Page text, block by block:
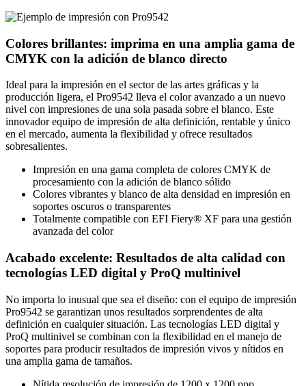
Colores brillantes: imprima en una amplia gama de
CMYK con la adición de blanco directo
Ideal para la impresión en el sector de las artes gráficas y la
producción ligera, el Pro9542 lleva el color avanzado a un nuevo
nivel con impresiones de una sola pasada sobre el blanco. Este
innovador equipo de impresión de alta definición, rentable y único
en el mercado, aumenta la flexibilidad y ofrece resultados
sobresalientes.
Impresión en una gama completa de colores CMYK de
procesamiento con la adición de blanco sólido
Colores vibrantes y blanco de alta densidad en impresión en
soportes oscuros o transparentes
Totalmente compatible con EFI Fiery® XF para una gestión
avanzada del color
Acabado excelente: Resultados de alta calidad con
tecnologías LED digital y ProQ multinivel
No importa lo inusual que sea el diseño: con el equipo de impresión
Pro9542 se garantizan unos resultados sorprendentes de alta
definición en cualquier situación. Las tecnologías LED digital y
ProQ multinivel se combinan con la flexibilidad en el manejo de
soportes para producir resultados de impresión vivos y nítidos en
una amplia gama de tamaños.